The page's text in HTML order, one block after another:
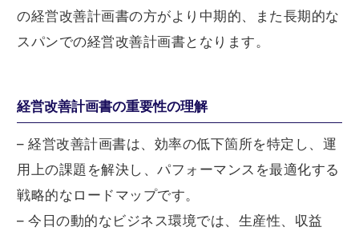
の経営改善計画書の方がより中期的、また長期的な
スパンでの経営改善計画書となります。
経営改善計画書の重要性の理解
– 経営改善計画書は、効率の低下箇所を特定し、運
用上の課題を解決し、パフォーマンスを最適化する
戦略的なロードマップです。
– 今日の動的なビジネス環境では、生産性、収益